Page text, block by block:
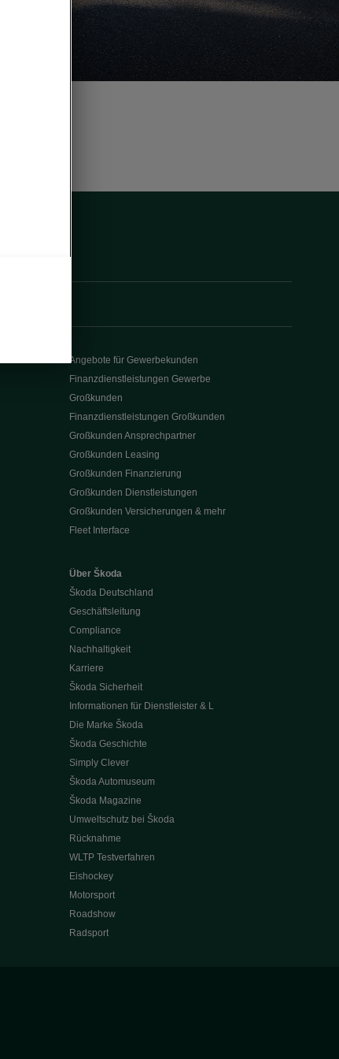
Angebote für Gewerbekunden
Finanzdienstleistungen Gewerbe
Großkunden
Finanzdienstleistungen Großkunden
Großkunden Ansprechpartner
Großkunden Leasing
Großkunden Finanzierung
Großkunden Dienstleistungen
Großkunden Versicherungen & mehr
Fleet Interface
Über Škoda
Škoda Deutschland
Geschäftsleitung
Compliance
Nachhaltigkeit
Karriere
Škoda Sicherheit
Informationen für Dienstleister & L
Die Marke Škoda
Škoda Geschichte
Simply Clever
Škoda Automuseum
Škoda Magazine
Umweltschutz bei Škoda
Rücknahme
WLTP Testverfahren
Eishockey
Motorsport
Roadshow
Radsport